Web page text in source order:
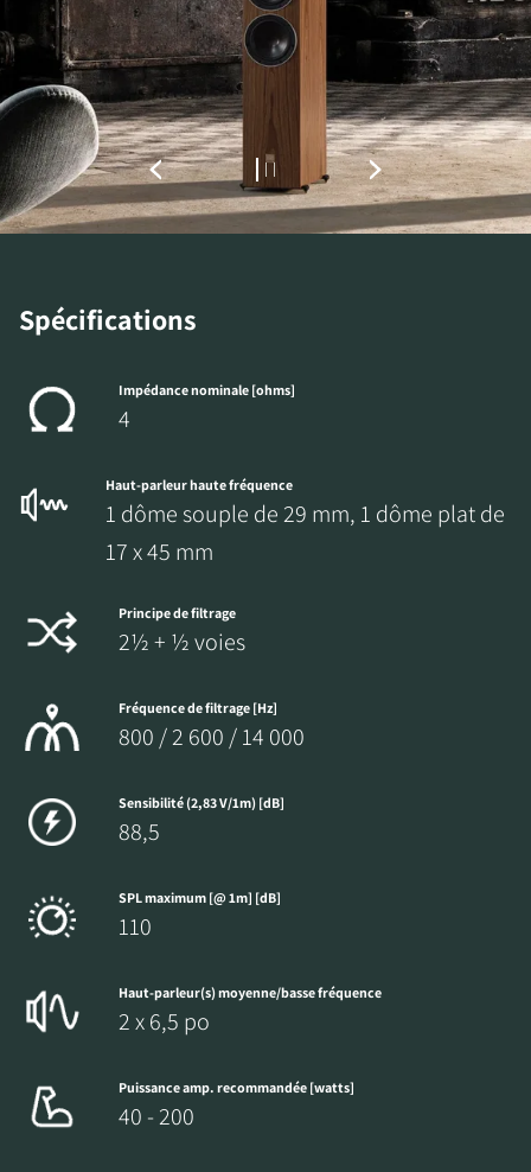
Spécifications
Impédance nominale [ohms]
4
Haut-parleur haute fréquence
1 dôme souple de 29 mm, 1 dôme plat de
17 x 45 mm
Principe de filtrage
2½ + ½ voies
Fréquence de filtrage [Hz]
800 / 2 600 / 14 000
Sensibilité (2,83 V/1m) [dB]
88,5
SPL maximum [@ 1m] [dB]
110
Haut-parleur(s) moyenne/basse fréquence
2 x 6,5 po
Puissance amp. recommandée [watts]
40 - 200
ACCÉDER AUX
TÉLÉCHARGEMENTS
Remplissez ce formulaire pour accéder
directement à tous les fichiers en
téléchargement verrouillés de notre site Web.